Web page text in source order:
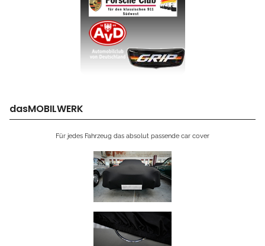
dasMOBILWERK
Für jedes Fahrzeug das absolut passende car cover